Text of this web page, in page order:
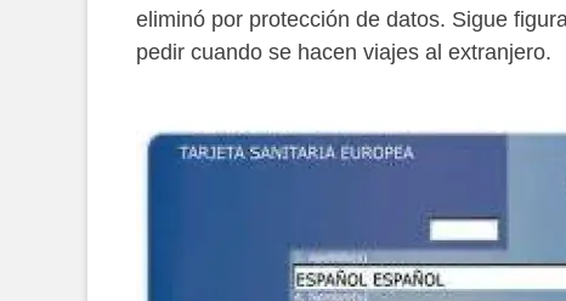
eliminó por protección de datos. Sigue
pedir cuando se hacen viajes al extranjero.